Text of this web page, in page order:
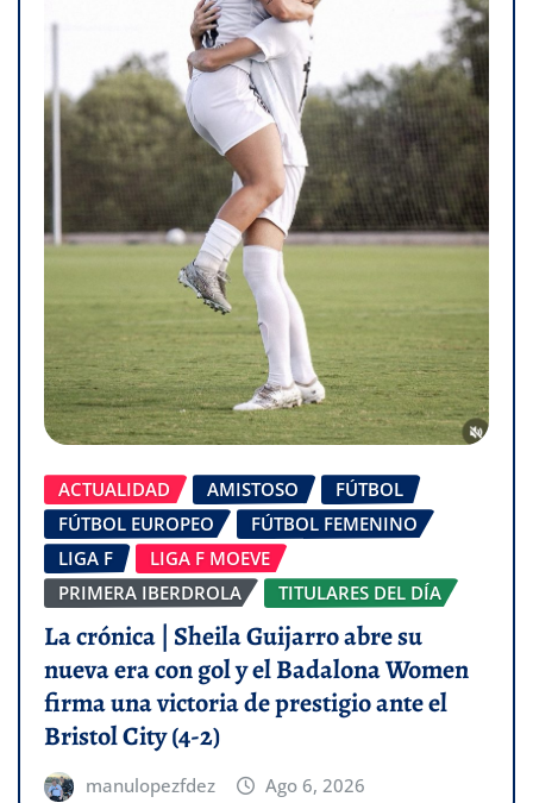
ACTUALIDAD AMISTOSO
FÚTBOL
FÚTBOL EUROPEO
FÚTBOL FEMENINO
LIGA F
LIGA F MOEVE
PRIMERA IBERDROLA
TITULARES DEL DÍA
La crónica | Sheila Guijarro abre su
nueva era con gol y el Badalona Women
firma una victoria de prestigio ante el
Bristol City (4-2)
manulopezfdez Ago 6, 2026